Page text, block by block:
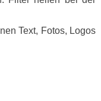
Text, Fotos, Logos